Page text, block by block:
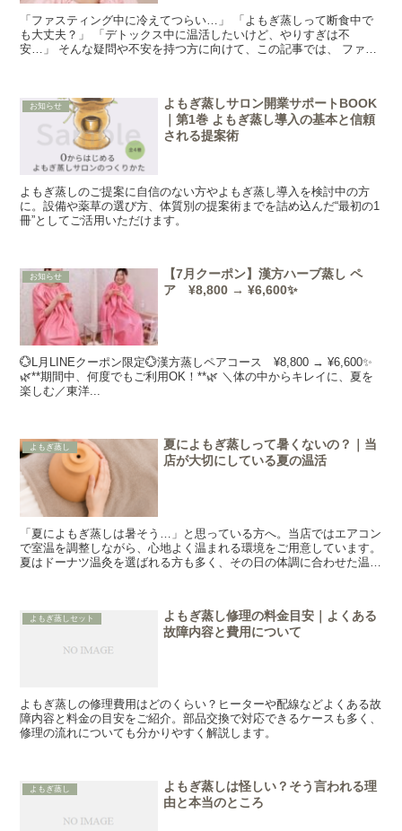
「ファスティング中に冷えてつらい…」 「よもぎ蒸しって断食中で
も大丈夫？」 「デトックス中に温活したいけど、やりすぎは不
安…」 そんな疑問や不安を持つ方に向けて、この記事では、 ファス
お知らせ
よもぎ蒸しサロン開業サポートBOOK
｜第1巻 よもぎ蒸し導入の基本と信頼
される提案術
よもぎ蒸しのご提案に自信のない方やよもぎ蒸し導入を検討中の方
に。設備や薬草の選び方、体質別の提案術までを詰め込んだ“最初の1
冊”としてご活用いただけます。
お知らせ
【7月クーポン】漢方ハーブ蒸し ペ
ア ¥8,800 → ¥6,600✨
💮L月LINEクーポン限定💮漢方蒸しペアコース ¥8,800 → ¥6,600✨
🌿**期間中、何度でもご利用OK！**🌿 ＼体の中からキレイに、夏を
楽しむ／東洋...
よもぎ蒸し
夏によもぎ蒸しって暑くないの？｜当
店が大切にしている夏の温活
「夏によもぎ蒸しは暑そう…」と思っている方へ。当店ではエアコン
で室温を調整しながら、心地よく温まれる環境をご用意しています。
夏はドーナツ温灸を選ばれる方も多く、その日の体調に合わせた温活
よもぎ蒸しセット
よもぎ蒸し修理の料金目安｜よくある
故障内容と費用について
よもぎ蒸しの修理費用はどのくらい？ヒーターや配線などよくある故
障内容と料金の目安をご紹介。部品交換で対応できるケースも多く、
修理の流れについても分かりやすく解説します。
よもぎ蒸し
よもぎ蒸しは怪しい？そう言われる理
由と本当のところ